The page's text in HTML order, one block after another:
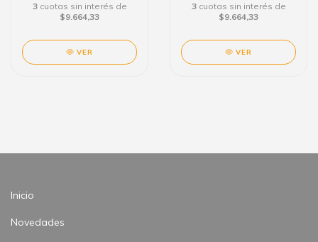
3 cuotas sin interés de
$9.664,33
VER
3 cuotas sin interés de
$9.664,33
VER
Inicio
Novedades